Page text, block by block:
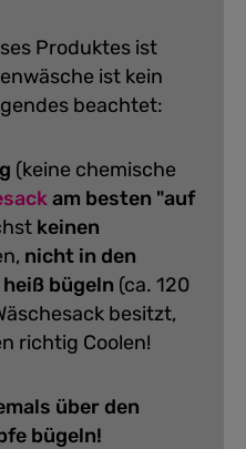
Produktes ist
ist kein
beachtet:
(keine chemische
am besten "auf
keinen
nicht in den
bügeln (ca. 120
besitzt,
richtig Coolen!
über den
bügeln!